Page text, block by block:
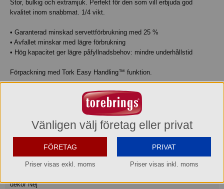
Stor, bulkig och extramjuk. Perfekt för den som vill erbjuda god
kvalitet inom snabbmat. 1/4 vikt.
• Garanterad minskad servettförbrukning med 25 %
• Avfallet minskar med lägre förbrukning
• Hög kapacitet ger lägre påfyllnadsbehov: mindre underhållstid
Förpackning med Tork Easy Handling™ funktion.
System N4 - Dispenser Kedjevikt Servett
bredd, ovikt
längd, ovikt 21.6 cm
längd, vikt 10.8 cm
dekor Nej
Vänligen välj företag eller privat
FÖRETAG
Priser visas exkl. moms
PRIVAT
Priser visas inkl. moms